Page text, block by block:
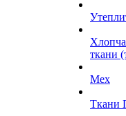
ткани
Мех
Ткани